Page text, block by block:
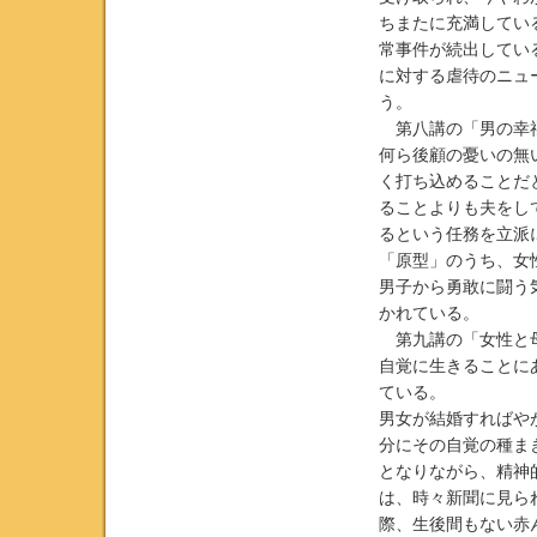
ちまたに充満してい
常事件が続出してい
に対する虐待のニュ
う。
第八講の「男の幸
何ら後顧の憂いの無
く打ち込めること
ることよりも夫をし
るという任務を立派
「原型」のうち、
男子から勇敢に闘う
かれている。
第九講の「女性と
自覚に生きること
ている。
男女が結婚すればや
分にその自覚の種ま
となりながら、精
は、時々新聞に見ら
際、生後間もない